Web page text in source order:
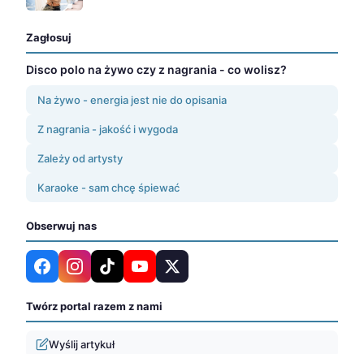
Zagłosuj
Disco polo na żywo czy z nagrania - co wolisz?
Na żywo - energia jest nie do opisania
Z nagrania - jakość i wygoda
Zależy od artysty
Karaoke - sam chcę śpiewać
Obserwuj nas
Twórz portal razem z nami
Wyślij artykuł